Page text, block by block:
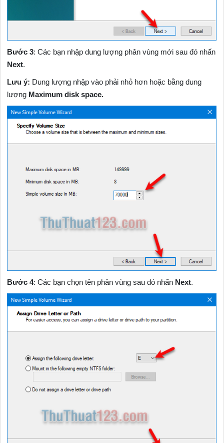
Bước 3: Các bạn nhập dung lượng phân vùng mới sau đó nhấn
Next.
Lưu ý: Dung lượng nhập vào phải nhỏ hơn hoặc bằng dung
lượng Maximum disk space.
Bước 4: Các bạn chọn tên phân vùng sau đó nhấn Next.